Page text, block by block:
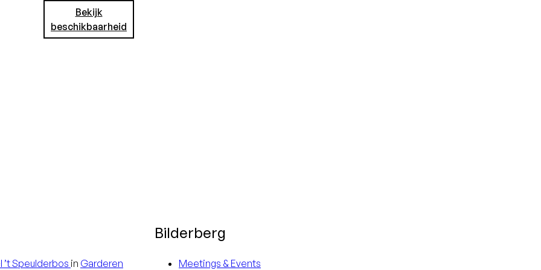
Geen
creditcard
van 4 nachten
Bekijk
beschikbaarheid
’t Speulderbos in Garderen
Bilderberg
Meetings & Events